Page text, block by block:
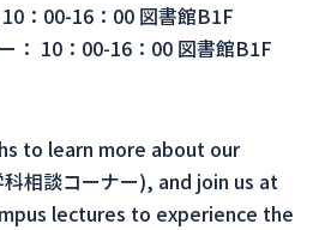
：00-16：00 図書館B1F
： 10：00-16：00 図書館B1F
to learn more about our
相談コーナー), and join us at
lectures to experience the